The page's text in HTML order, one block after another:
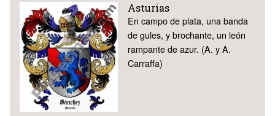
Asturias
En campo de plata, una banda
de gules, y brochante, un león
rampante de azur. (A. y A.
Carraffa)